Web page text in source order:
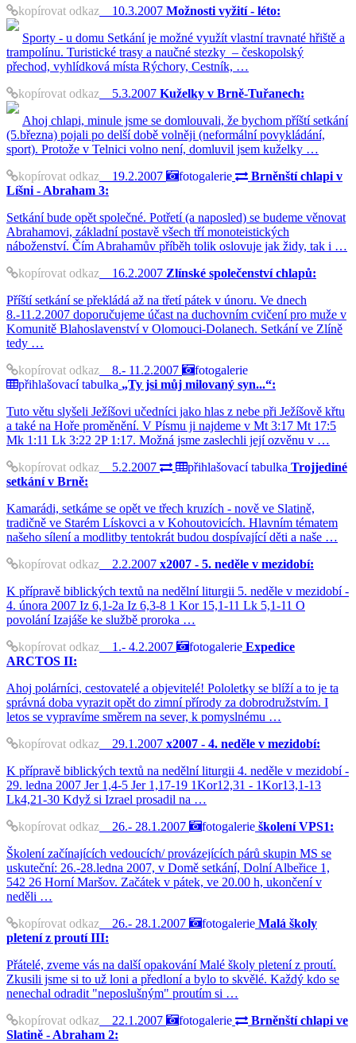
kopírovat odkaz 10.3.2007 Možnosti vyžití - léto:
Sporty - u domu Setkání je možné využít vlastní travnaté hřiště a
trampolínu. Turistické trasy a naučné stezky – českopolský
přechod, vyhlídková místa Rýchory, Cestník, …
kopírovat odkaz 5.3.2007 Kuželky v Brně-Tuřanech:
Ahoj chlapi, minule jsme se domlouvali, že bychom příští setkání
(5.března) pojali po delší době volněji (neformální povykládání,
sport). Protože v Telnici volno není, domluvil jsem kuželky …
kopírovat odkaz 19.2.2007 fotogalerie
Brněnští chlapi v
Líšni - Abraham 3:
Setkání bude opět společné. Potřetí (a naposled) se budeme věnovat
Abrahamovi, základní postavě všech tří monoteistických
náboženství. Čím Abrahamův příběh tolik oslovuje jak židy, tak i …
kopírovat odkaz 16.2.2007 Zlínské společenství chlapů:
Příští setkání se překládá až na třetí pátek v únoru. Ve dnech
8.-11.2.2007 doporučujeme účast na duchovním cvičení pro muže v
Komunitě Blahoslavenství v Olomouci-Dolanech. Setkání ve Zlíně
tedy …
kopírovat odkaz 8.- 11.2.2007
fotogalerie
přihlašovací tabulka „Ty jsi můj milovaný syn...“:
Tuto větu slyšeli Ježíšovi učedníci jako hlas z nebe při Ježíšově křtu
a také na Hoře proměnění. V Písmu ji najdeme v Mt 3:17 Mt 17:5
Mk 1:11 Lk 3:22 2P 1:17. Možná jsme zaslechli její ozvěnu v …
kopírovat odkaz 5.2.2007 přihlašovací tabulka Trojjediné
setkání v Brně:
Kamarádi, setkáme se opět ve třech kruzích - nově ve Slatině,
tradičně ve Starém Lískovci a v Kohoutovicích. Hlavním tématem
našeho sílení a modlitby tentokrát budou dospívající děti a naše …
kopírovat odkaz 2.2.2007 x2007 - 5. neděle v mezidobí:
K přípravě biblických textů na nedělní liturgii 5. neděle v mezidobí -
4. února 2007 Iz 6,1-2a Iz 6,3-8 1 Kor 15,1-11 Lk 5,1-11 O
povolání Izajáše ke službě proroka …
kopírovat odkaz 1.- 4.2.2007 fotogalerie Expedice
ARCTOS II:
Ahoj polárníci, cestovatelé a objevitelé! Pololetky se blíží a to je ta
správná doba vyrazit opět do zimní přírody za dobrodružstvím. I
letos se vypravíme směrem na sever, k pomyslnému …
kopírovat odkaz 29.1.2007 x2007 - 4. neděle v mezidobí:
K přípravě biblických textů na nedělní liturgii 4. neděle v mezidobí -
29. ledna 2007 Jer 1,4-5 Jer 1,17-19 1Kor12,31 - 1Kor13,1-13
Lk4,21-30 Když si Izrael prosadil na …
kopírovat odkaz 26.- 28.1.2007 fotogalerie školení VPS1:
Školení začínajících vedoucích/ provázejících párů skupin MS se
uskuteční: 26.-28.ledna 2007, v Domě setkání, Dolní Albeřice 1,
542 26 Horní Maršov. Začátek v pátek, ve 20.00 h, ukončení v
neděli …
kopírovat odkaz 26.- 28.1.2007 fotogalerie Malá školy
pletení z proutí III:
Přátelé, zveme vás na další opakování Malé školy pletení z proutí.
Zkusili jsme si to už loni a předloní a bylo to skvělé. Každý kdo se
nenechal odradit "neposlušným" proutím si …
kopírovat odkaz 22.1.2007 fotogalerie
Brněnští chlapi ve
Slatině - Abraham 2: